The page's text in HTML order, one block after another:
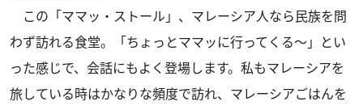
この「ママッ・ストール」、マレーシア人なら民族を問
わず訪れる食堂。「ちょっとママッに行ってくる～」とい
った感じで、会話にもよく登場します。私もマレーシアを
旅している時はかなりな頻度で訪れ、マレーシアごはんを